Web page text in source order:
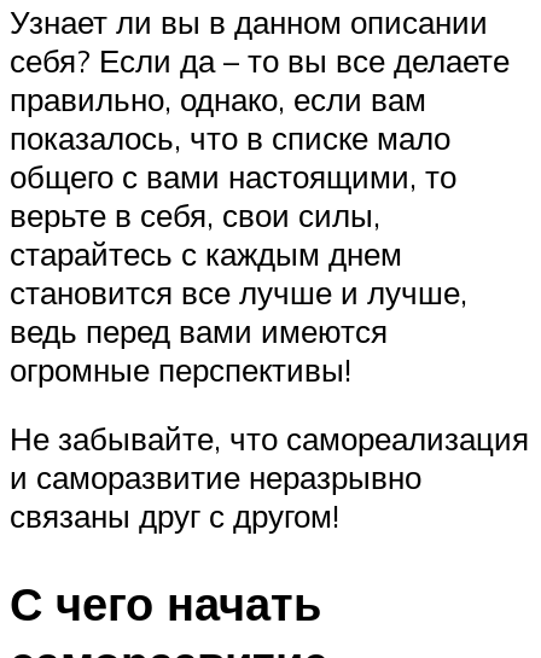
Узнает ли вы в данном описании
себя? Если да – то вы все делаете
правильно, однако, если вам
показалось, что в списке мало
общего с вами настоящими, то
верьте в себя, свои силы,
старайтесь с каждым днем
становится все лучше и лучше,
ведь перед вами имеются
огромные перспективы!
Не забывайте, что самореализация
и саморазвитие неразрывно
связаны друг с другом!
С чего начать